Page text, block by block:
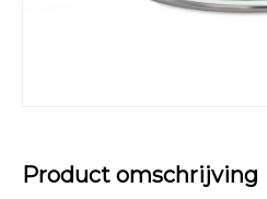
Product omschrijving